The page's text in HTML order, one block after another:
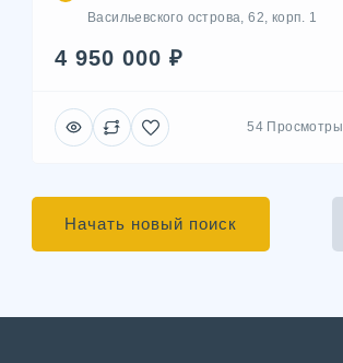
Васильевского острова, 62, корп. 1
4 950 000 ₽
54 Просмотры
Начать новый поиск